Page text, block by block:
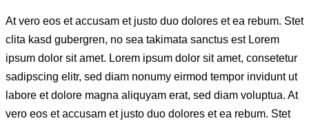
At vero eos et accusam et justo duo dolores et ea rebum. Stet
clita kasd gubergren, no sea takimata sanctus est Lorem
ipsum dolor sit amet. Lorem ipsum dolor sit amet, consetetur
sadipscing elitr, sed diam nonumy eirmod tempor invidunt ut
labore et dolore magna aliquyam erat, sed diam voluptua. At
vero eos et accusam et justo duo dolores et ea rebum. Stet